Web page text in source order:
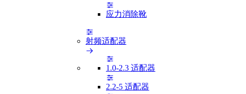
应力消除靴
射频适配器
1.0-2.3 适配器
2.2-5 适配器